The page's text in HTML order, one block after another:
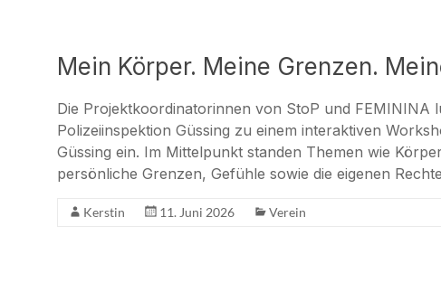
Mein Körper. Meine Grenzen.
Die Projektkoordinatorinnen von StoP und FEMININA
Polizeiinspektion Güssing zu einem interaktiven
Güssing ein. Im Mittelpunkt standen Themen wie
persönliche Grenzen, Gefühle sowie die eigenen
Kerstin 11. Juni 2026 Verein